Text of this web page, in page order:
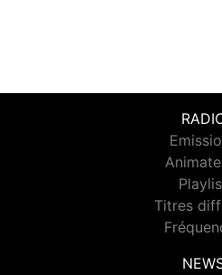
Titres